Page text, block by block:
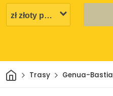
DomTrasy Genua-Bastia